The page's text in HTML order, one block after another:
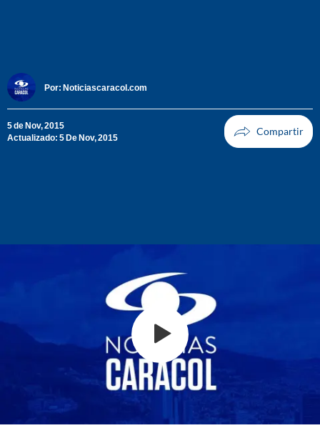
Por: Noticiascaracol.com
5 de Nov, 2015
Actualizado: 5 De Nov, 2015